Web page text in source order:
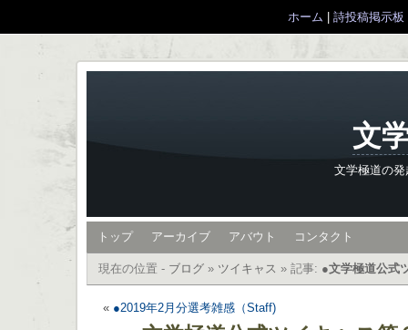
ホーム 詩投稿掲示板
文
文学極道の
トップ アーカイブ アバウト コンタクト
現在の位置 - ブログ » ツイキャス » 記事: ●文学極道公式
« ●2019年2月分選考雑感（Staff)